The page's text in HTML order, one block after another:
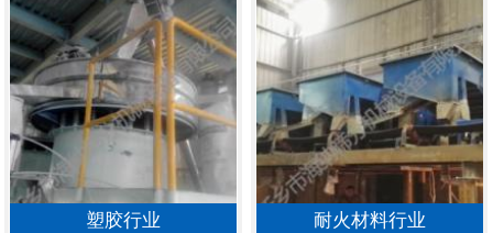
塑胶行业 耐火材料行业